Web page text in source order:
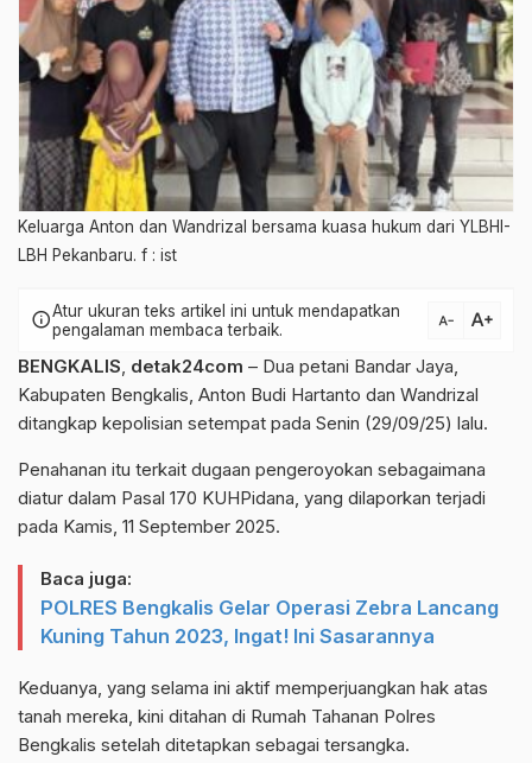
Keluarga Anton dan Wandrizal bersama kuasa hukum dari YLBHI-
LBH Pekanbaru. f : ist
infoAtur ukuran teks artikel ini untuk mendapatkan
pengalaman membaca terbaik.
text_decrease text_increase
BENGKALIS detak24com – Dua petani Bandar Jaya,
Kabupaten Bengkalis, Anton Budi Hartanto dan Wandrizal
ditangkap kepolisian setempat pada Senin (29/09/25) lalu.
Penahanan itu terkait dugaan pengeroyokan sebagaimana
diatur dalam Pasal 170 KUHPidana, yang dilaporkan terjadi
pada Kamis, 11 September 2025.
Baca juga:
POLRES Bengkalis Gelar Operasi Zebra Lancang
Kuning Tahun 2023, Ingat! Ini Sasarannya
Keduanya, yang selama ini aktif memperjuangkan hak atas
tanah mereka, kini ditahan di Rumah Tahanan Polres
Bengkalis setelah ditetapkan sebagai tersangka.